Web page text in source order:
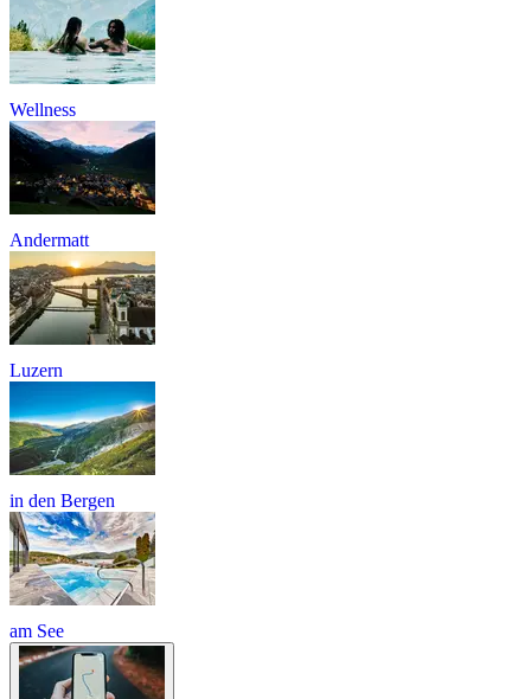
Wellness
Andermatt
Luzern
in den Bergen
am See